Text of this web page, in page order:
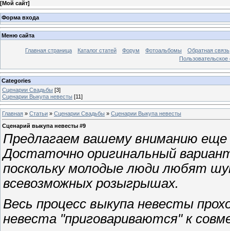
[Мой сайт]
Форма входа
Меню сайта
Главная страница Каталог статей Форум Фотоальбомы
Обратная связь
Пользовательское
Categories
Сценарии Свадьбы [3]
Сценарии Выкупа невесты [11]
Главная » Статьи » Сценарии Свадьбы » Сценарии Выкупа невесты
Сценарий выкупа невесты #9
Предлагаем вашему вниманию еще
Достаточно оригинальный
поскольку молодые люди любят
всевозможных розыгрышах.
Весь процесс выкупа невесты
невеста "приговариваются" к